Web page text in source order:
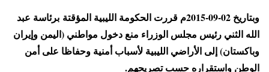
وبتاريخ 02-09-2015م قررت الحكومة الليبية المؤقتة برئاسة عبد
الله الثني رئيس مجلس الوزراء منع دخول مواطني (اليمن وإيران
وباكستان) إلى الأراضي الليبية لأسباب أمنية وحفاظا على أمن
الوطن واستقراره حسب تصريحهم.